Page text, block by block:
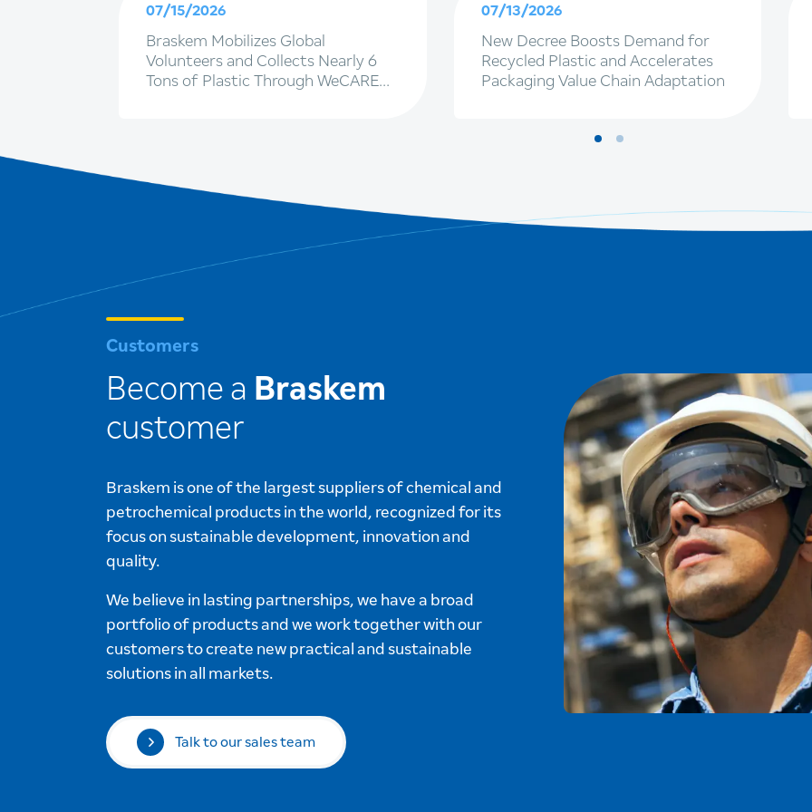
07/15/2026
Braskem Mobilizes Global
Volunteers and Collects Nearly 6
Tons of Plastic Through WeCARE
07/13/2026
New Decree Boosts Demand for
Recycled Plastic and Accelerates
Packaging Value Chain Adaptation
Customers
Become a Braskem
customer
Braskem is one of the largest suppliers of chemical and
petrochemical products in the world, recognized for its
focus on sustainable development, innovation and
quality.
We believe in lasting partnerships, we have a broad
portfolio of products and we work together with our
customers to create new practical and sustainable
solutions in all markets.
Talk to our sales team